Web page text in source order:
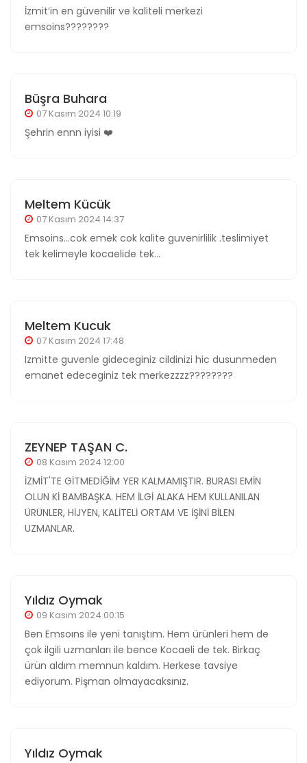
İzmit’in en güvenilir ve kaliteli merkezi
emsoins????????
Büşra Buhara
07 Kasım 2024 10:19
Şehrin ennn iyisi ❤️
Meltem Kücük
07 Kasım 2024 14:37
Emsoins...cok emek cok kalite guvenirlilik .teslimiyet
tek kelimeyle kocaelide tek...
Meltem Kucuk
07 Kasım 2024 17:48
Izmitte guvenle gideceginiz cildinizi hic dusunmeden
emanet edeceginiz tek merkezzzz????????
ZEYNEP TAŞAN C.
08 Kasım 2024 12:00
İZMİT'TE GİTMEDİĞİM YER KALMAMIŞTIR. BURASI EMİN
OLUN Kİ BAMBAŞKA. HEM İLGİ ALAKA HEM KULLANILAN
ÜRÜNLER, HİJYEN, KALİTELİ ORTAM VE İŞİNİ BİLEN
UZMANLAR.
Yıldız Oymak
09 Kasım 2024 00:15
Ben Emsoıns ile yeni tanıştım. Hem ürünleri hem de
çok ilgili uzmanları ile bence Kocaeli de tek. Birkaç
ürün aldım memnun kaldım. Herkese tavsiye
ediyorum. Pişman olmayacaksınız.
Yıldız Oymak